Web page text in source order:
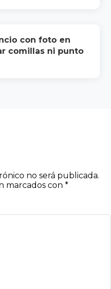
con foto en
comillas ni punto
no será publicada.
marcados con *